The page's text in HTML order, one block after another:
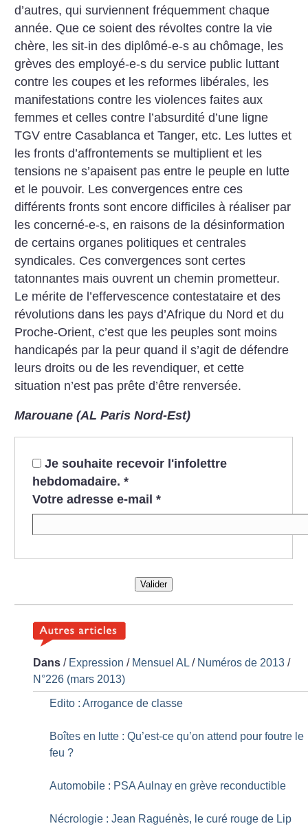
d’autres, qui surviennent fréquemment chaque
année. Que ce soient des révoltes contre la vie
chère, les sit-in des diplômé-e-s au chômage, les
grèves des employé-e-s du service public luttant
contre les coupes et les reformes libérales, les
manifestations contre les violences faites aux
femmes et celles contre l’absurdité d’une ligne
TGV entre Casablanca et Tanger, etc. Les luttes et
les fronts d’affrontements se multiplient et les
tensions ne s’apaisent pas entre le peuple en lutte
et le pouvoir. Les convergences entre ces
différents fronts sont encore difficiles à réaliser par
les concerné-e-s, en raisons de la désinformation
de certains organes politiques et centrales
syndicales. Ces convergences sont certes
tatonnantes mais ouvrent un chemin prometteur.
Le mérite de l’effervescence contestataire et des
révolutions dans les pays d’Afrique du Nord et du
Proche-Orient, c’est que les peuples sont moins
handicapés par la peur quand il s’agit de défendre
leurs droits ou de les revendiquer, et cette
situation n’est pas prête d’être renversée.
Marouane (AL Paris Nord-Est)
Je souhaite recevoir l'infolettre
hebdomadaire. *
Votre adresse e-mail *
Valider
Dans / Expression / Mensuel AL / Numéros de 2013 /
N°226 (mars 2013)
Edito : Arrogance de classe
Boîtes en lutte : Qu’est-ce qu’on attend pour foutre le
feu ?
Automobile : PSA Aulnay en grève reconductible
Nécrologie : Jean Raguénès, le curé rouge de Lip